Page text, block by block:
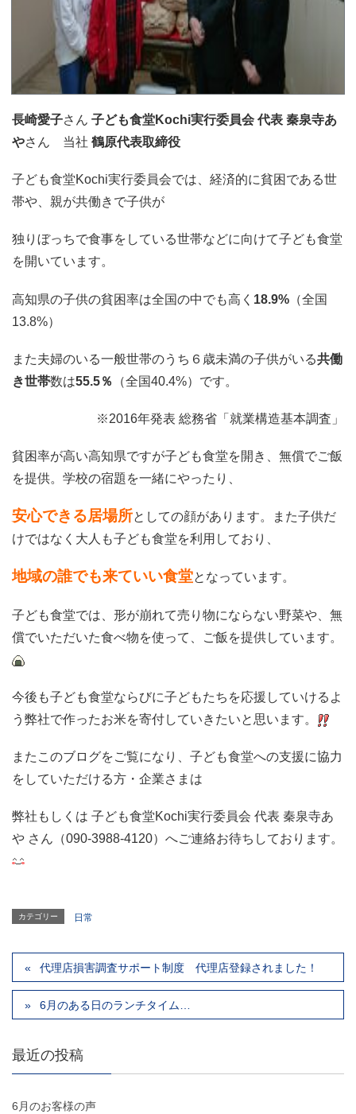
長崎愛子さん 子ども食堂Kochi実行委員会 代表 秦泉寺あ
やさん 当社 鶴原代表取締役
子ども食堂Kochi実行委員会では、経済的に貧困である世
帯や、親が共働きで子供が
独りぼっちで食事をしている世帯などに向けて子ども食堂
を開いています。
高知県の子供の貧困率は全国の中でも高く 18.9% （全国
13.8%）
また夫婦のいる一般世帯のうち６歳未満の子供がいる共働
き世帯数は55.5％ （全国40.4%）です。
※2016年発表 総務省「就業構造基本調査」
貧困率が高い高知県ですが子ども食堂を開き、無償でご飯
を提供。学校の宿題を一緒にやったり、
安心できる居場所としての顔があります。また子供だ
けではなく大人も子ども食堂を利用しており、
地域の誰でも来ていい食堂となっています。
子ども食堂では、形が崩れて売り物にならない野菜や、無
償でいただいた食べ物を使って、ご飯を提供しています。
今後も子ども食堂ならびに子どもたちを応援していけるよ
う弊社で作ったお米を寄付していきたいと思います。
またこのブログをご覧になり、子ども食堂への支援に協力
をしていただける方・企業さまは
弊社もしくは 子ども食堂Kochi実行委員会 代表 秦泉寺あ
や さん（090-3988-4120）へご連絡お待ちしております。
カテゴリー 日常
代理店損害調査サポート制度 代理店登録されました！
6月のある日のランチタイム…
最近の投稿
6月のお客様の声